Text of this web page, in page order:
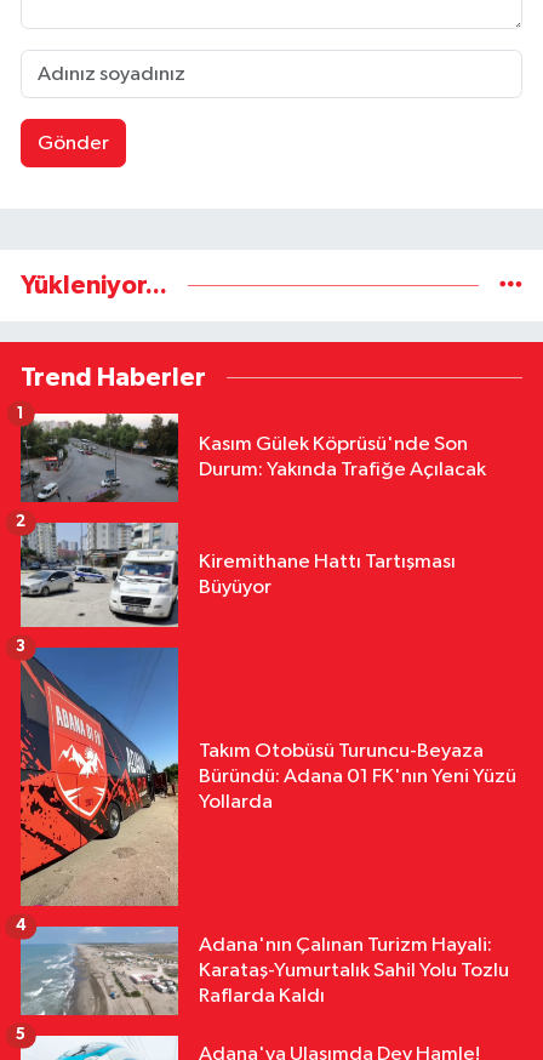
Gönder
Yükleniyor...
Trend Haberler
Kasım Gülek Köprüsü'nde Son
Durum: Yakında Trafiğe Açılacak
1
Kiremithane Hattı Tartışması
Büyüyor
2
Takım Otobüsü Turuncu-Beyaza
Büründü: Adana 01 FK'nın Yeni Yüzü
Yollarda
3
Adana'nın Çalınan Turizm Hayali:
Karataş-Yumurtalık Sahil Yolu Tozlu
Raflarda Kaldı
4
Adana'ya Ulaşımda Dev Hamle!
5